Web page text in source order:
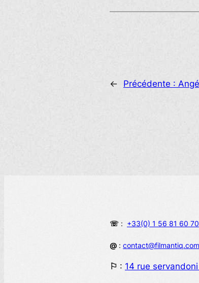
← Précédente :
☏ : +33(0) 1 56 81 60 70
@ : contact@filmantiq.com
⚐ : 14 rue